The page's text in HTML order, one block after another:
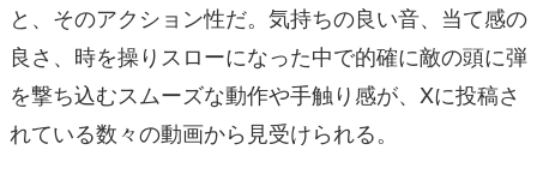
と、そのアクション性だ。気持ちの良い音、当て感の
良さ、時を操りスローになった中で的確に敵の頭に弾
を撃ち込むスムーズな動作や手触り感が、Xに投稿さ
れている数々の動画から見受けられる。